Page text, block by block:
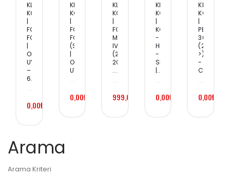
KLIMA
KOMPRESÖRÜ
|
FORD
FOCUS
|
OEM
UYUMLU
–
6...
0,00₺
KLIMA
KOMPRESÖRÜ
|
FORD
FOCUS
(SH/LB)
|
OEM
UYUM...
0,00₺
KLIMA
KOMPRESÖRÜ
|
FORD
MONDEO
IV
(2007–
2014)
...
999,00₺
KLIMA
KOMPRESÖRÜ
|
KOMATSU
-
HITACHI
-
SELTECT
|...
0,00₺
KLIMA
|
PEUGEOT
308
(2012
>)
-
CIT...
0,00₺
Arama
Arama Kriteri